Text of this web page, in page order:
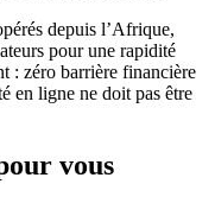
depuis l’Afrique,
pour une rapidité
: zéro barrière financière
en ligne ne doit pas être
vous